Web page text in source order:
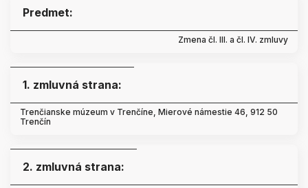
Predmet:
Zmena čl. III. a čl. IV. zmluvy
1. zmluvná strana:
Trenčianske múzeum v Trenčíne, Mierové námestie 46, 912 50
Trenčín
2. zmluvná strana: